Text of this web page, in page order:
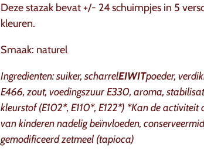
Deze stazak bevat +/- 24 schuimpjes in 5
kleuren.
Smaak: naturel
Ingredienten: suiker, scharrelEIWITpoeder,
E466, zout, voedingszuur E330, aroma,
kleurstof (E102*, E110*, E122*) *Kan de activiteit
van kinderen nadelig beïnvloeden,
gemodificeerd zetmeel (tapioca)